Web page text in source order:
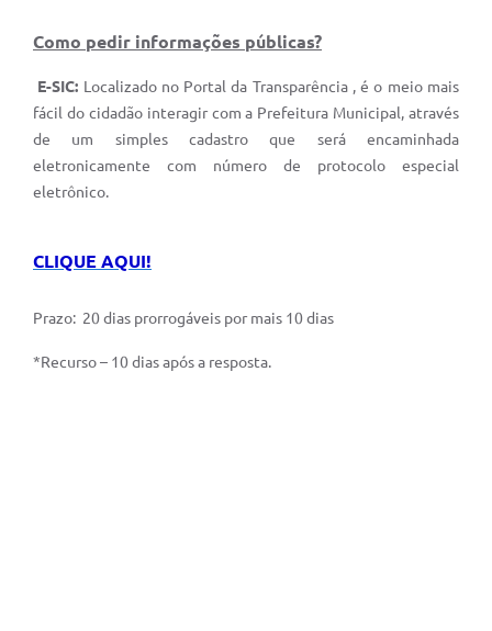
Como pedir informações públicas?
E-SIC: Localizado no Portal da Transparência , é o meio mais
fácil do cidadão interagir com a Prefeitura Municipal, através
de um simples cadastro que será encaminhada
eletronicamente com número de protocolo especial
eletrônico.
CLIQUE AQUI!
Prazo: 20 dias prorrogáveis por mais 10 dias
*Recurso – 10 dias após a resposta.